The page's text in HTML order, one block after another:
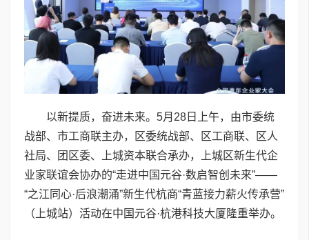
以新提质，奋进未来。5月28日上午，由市委统
战部、市工商联主办，区委统战部、区工商联、区人
社局、团区委、上城资本联合承办，上城区新生代企
业家联谊会协办的“走进中国元谷·数启智创未来”——
“之江同心·后浪潮涌”新生代杭商“青蓝接力薪火传承营”
（上城站）活动在中国元谷·杭港科技大厦隆重举办。